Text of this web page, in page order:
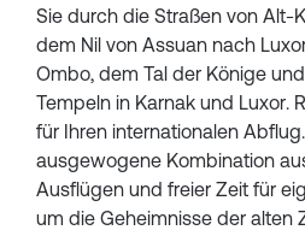
Sie durch die Straßen von Alt-
dem Nil von Assuan nach
Ombo, dem Tal der Könige
Tempeln in Karnak und Luxor.
für Ihren internationalen
ausgewogene Kombination
Ausflügen und freier Zeit für
um die Geheimnisse der alten